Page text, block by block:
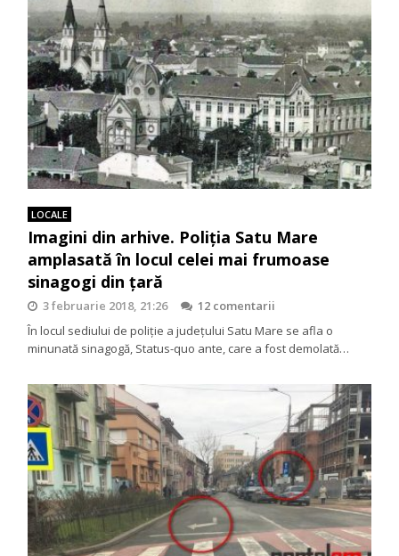
LOCALE
Imagini din arhive. Poliția Satu Mare
amplasată în locul celei mai frumoase
sinagogi din țară
3 februarie 2018, 21:26
12 comentarii
În locul sediului de poliție a județului Satu Mare se afla o
minunată sinagogă, Status-quo ante, care a fost demolată…